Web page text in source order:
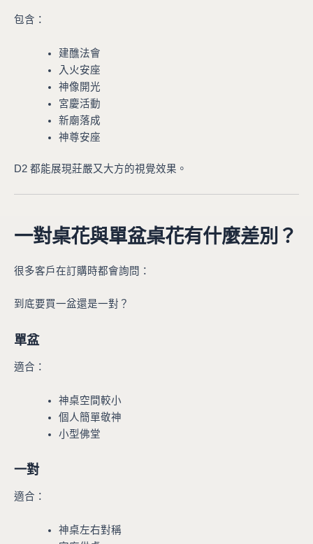
包含：
建醮法會
入火安座
神像開光
宮慶活動
新廟落成
神尊安座
D2 都能展現莊嚴又大方的視覺效果。
一對桌花與單盆桌花有什麼差別？
很多客戶在訂購時都會詢問：
到底要買一盆還是一對？
單盆
適合：
神桌空間較小
個人簡單敬神
小型佛堂
一對
適合：
神桌左右對稱